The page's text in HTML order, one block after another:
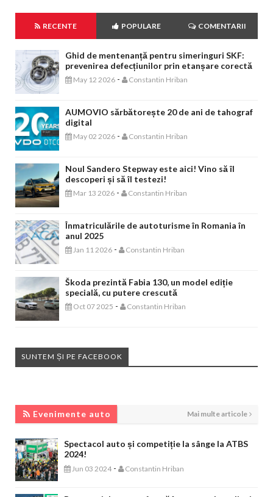
RECENTE POPULARE COMENTARII
Ghid de mentenanță pentru simeringuri SKF:
prevenirea defecțiunilor prin etanșare corectă
May 12 2026 - Constantin Hriban
AUMOVIO sărbătorește 20 de ani de tahograf
digital
May 02 2026 - Constantin Hriban
Noul Sandero Stepway este aici! Vino să îl
descoperi și să îl testezi!
Mar 13 2026 - Constantin Hriban
Înmatriculările de autoturisme în Romania în
anul 2025
Jan 11 2026 - Constantin Hriban
Škoda prezintă Fabia 130, un model ediție
specială, cu putere crescută
Oct 07 2025 - Constantin Hriban
SUNTEM ȘI PE FACEBOOK
Evenimente auto Mai multe articole
Spectacol auto și competiție la sânge la ATBS
2024!
Jun 03 2024 - Constantin Hriban